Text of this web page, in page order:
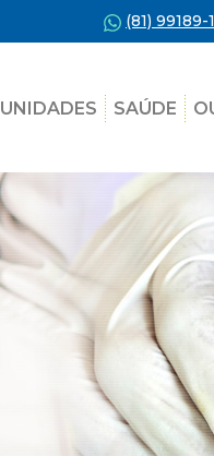
(81) 99189-
UNIDADES SAÚDE